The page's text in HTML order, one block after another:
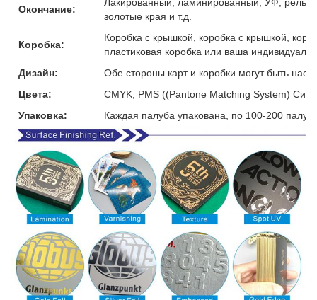
Окончание:
золотые края и т.д.
Коробка:
Коробка с крышкой, коробка с крышкой,
пластиковая коробка или ваша
Дизайн:
Обе стороны карт и коробки могут быть
Цвета:
CMYK, PMS ((Pantone Matching System)
Упаковка:
Каждая палуба упакована, по 100-200 палуб